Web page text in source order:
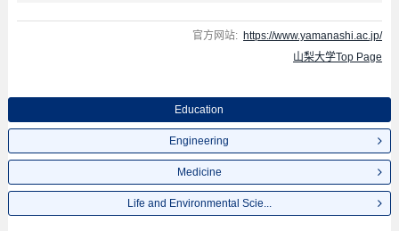
官方网站: https://www.yamanashi.ac.jp/
山梨大学Top Page
Education
Engineering
Medicine
Life and Environmental Scie...